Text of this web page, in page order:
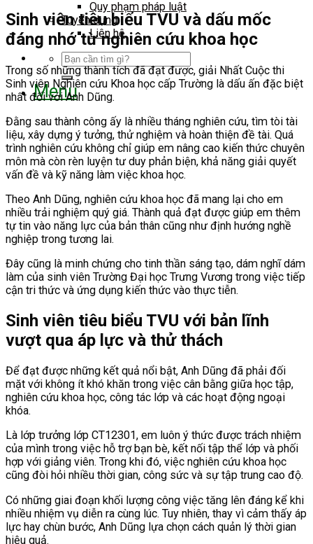
Quy phạm pháp luật
Tuyển dụng
Liên hệ
Search
for:
Menu
Sinh viên tiêu biểu TVU và dấu mốc
đáng nhớ từ nghiên cứu khoa học
Trong số những thành tích đã đạt được, giải Nhất Cuộc thi
Sinh viên Nghiên cứu Khoa học cấp Trường là dấu ấn đặc biệt
nhất đối với Anh Dũng.
Đằng sau thành công ấy là nhiều tháng nghiên cứu, tìm tòi tài
liệu, xây dựng ý tưởng, thử nghiệm và hoàn thiện đề tài. Quá
trình nghiên cứu không chỉ giúp em nâng cao kiến thức chuyên
môn mà còn rèn luyện tư duy phản biện, khả năng giải quyết
vấn đề và kỹ năng làm việc khoa học.
Theo Anh Dũng, nghiên cứu khoa học đã mang lại cho em
nhiều trải nghiệm quý giá. Thành quả đạt được giúp em thêm
tự tin vào năng lực của bản thân cũng như định hướng nghề
nghiệp trong tương lai.
Đây cũng là minh chứng cho tinh thần sáng tạo, dám nghĩ dám
làm của sinh viên Trường Đại học Trưng Vương trong việc tiếp
cận tri thức và ứng dụng kiến thức vào thực tiễn.
Sinh viên tiêu biểu TVU với bản lĩnh
vượt qua áp lực và thử thách
Để đạt được những kết quả nổi bật, Anh Dũng đã phải đối
mặt với không ít khó khăn trong việc cân bằng giữa học tập,
nghiên cứu khoa học, công tác lớp và các hoạt động ngoại
khóa.
Là lớp trưởng lớp CT12301, em luôn ý thức được trách nhiệm
của mình trong việc hỗ trợ bạn bè, kết nối tập thể lớp và phối
hợp với giảng viên. Trong khi đó, việc nghiên cứu khoa học
cũng đòi hỏi nhiều thời gian, công sức và sự tập trung cao độ.
Có những giai đoạn khối lượng công việc tăng lên đáng kể khi
nhiều nhiệm vụ diễn ra cùng lúc. Tuy nhiên, thay vì cảm thấy áp
lực hay chùn bước, Anh Dũng lựa chọn cách quản lý thời gian
hiệu quả.